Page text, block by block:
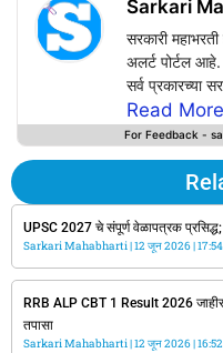
Sarkari
सरकारी
अलर्ट पोर्टल आहे.
सर्व प्रकारच्या
भरती, रेल्वे
Defence Jobs
आपल्या
माहिती प्रदान
अधिकृत
उपलब्ध करून
Read More
For Feedback -
UPSC 2027 चे संपूर्ण वेळापत्रक प्रसिद्ध;
Sarkari Mahabharti 12 जून 2026 17:54
RRB ALP CBT 1 Result 2026
तपासा
Sarkari Mahabharti 12 जून 2026 16:52